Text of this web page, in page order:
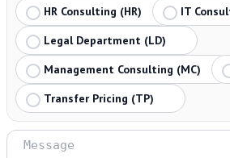
HR Consulting (HR)
IT
Legal Department (LD)
Management Consulting (MC)
Transfer Pricing (TP)